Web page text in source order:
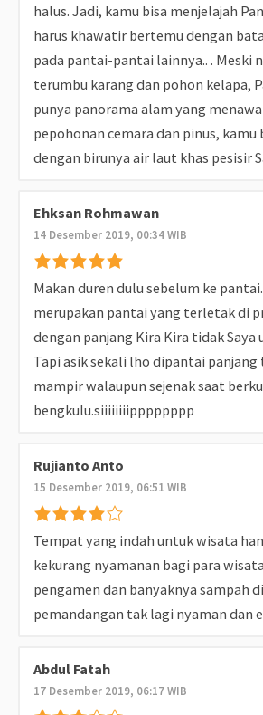
halus. Jadi, kamu bisa menjelajah
harus khawatir bertemu dengan
pada pantai-pantai lainnya.. . Meski
terumbu karang dan pohon kelapa,
punya panorama alam yang
pepohonan cemara dan pinus, kamu
dengan birunya air laut khas pesisir
Ehksan Rohmawan
14 Desember 2019, 00:34 WIB
Makan duren dulu sebelum ke
merupakan pantai yang terletak di
dengan panjang Kira Kira tidak Saya
Tapi asik sekali lho dipantai panjang
mampir walaupun sejenak saat
bengkulu.siiiiiiiipppppppp
Rujianto Anto
15 Desember 2019, 06:51 WIB
Tempat yang indah untuk wisata
kekurang nyamanan bagi para
pengamen dan banyaknya sampah
pemandangan tak lagi nyaman dan
Abdul Fatah
17 Desember 2019, 06:17 WIB